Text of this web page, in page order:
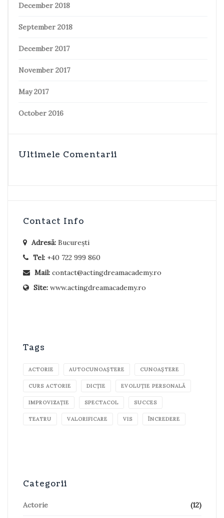
December 2018
September 2018
December 2017
November 2017
May 2017
October 2016
Ultimele Comentarii
Contact Info
Adresă: București
Tel: +40 722 999 860
Mail: contact@actingdreamacademy.ro
Site: www.actingdreamacademy.ro
Tags
ACTORIE AUTOCUNOAȘTERE CUNOAȘTERE
CURS ACTORIE DICȚIE EVOLUȚIE PERSONALĂ
IMPROVIZAȚIE SPECTACOL SUCCES
TEATRU VALORIFICARE VIS ÎNCREDERE
Categorii
Actorie (12)